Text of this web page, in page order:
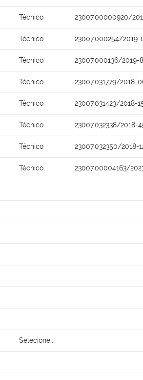
Técnico 23007.00000920/
Técnico 23007.000254/2019-
Técnico 23007.000136/2019-
Técnico 23007.031779/2018-
Técnico 23007.031423/2018-
Técnico 23007.032338/2018-
Técnico 23007.032350/2018-
Técnico 23007.00004163/
Selecione...